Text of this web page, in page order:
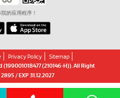
的应用程序！
Privacy Policy
Sitemap
(210146-H)). All Right
/ EXP 31.12.2027